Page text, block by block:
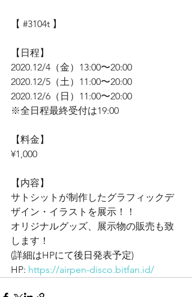
【 #3104t 】
【日程】
2020.12/4（金）13:00〜20:00
2020.12/5（土）11:00〜20:00
2020.12/6（日）11:00〜20:00
※全日程最終受付は19:00
【料金】
¥1,000
【内容】
サトシットが制作したグラフィックデ
ザイン・イラストを展示！！
オリジナルグッズ、展示物の販売も致
します！
(詳細はHPにて後日発表予定)
HP: https://airpen-disco.bitfan.id/